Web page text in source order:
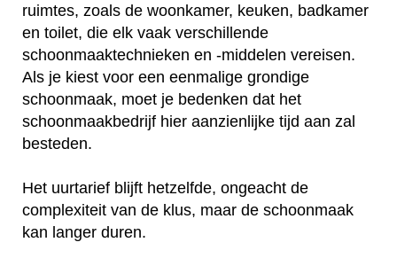
ruimtes, zoals de woonkamer, keuken, badkamer
en toilet, die elk vaak verschillende
schoonmaaktechnieken en -middelen vereisen.
Als je kiest voor een eenmalige grondige
schoonmaak, moet je bedenken dat het
schoonmaakbedrijf hier aanzienlijke tijd aan zal
besteden.
Het uurtarief blijft hetzelfde, ongeacht de
complexiteit van de klus, maar de schoonmaak
kan langer duren.